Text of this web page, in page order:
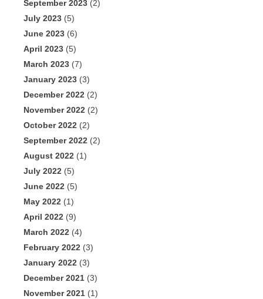
September 2023 (2)
July 2023 (5)
June 2023 (6)
April 2023 (5)
March 2023 (7)
January 2023 (3)
December 2022 (2)
November 2022 (2)
October 2022 (2)
September 2022 (2)
August 2022 (1)
July 2022 (5)
June 2022 (5)
May 2022 (1)
April 2022 (9)
March 2022 (4)
February 2022 (3)
January 2022 (3)
December 2021 (3)
November 2021 (1)